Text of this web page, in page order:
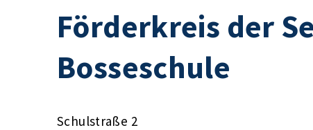
Förderkreis der
Bosseschule
Schulstraße 2